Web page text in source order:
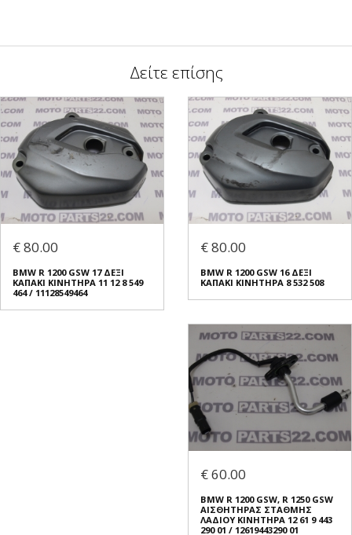
Δείτε επίσης
€ 80.00
BMW R 1200 GSW 17 ΔΕΞΙ
ΚΑΠΑΚΙ ΚΙΝΗΤΗΡΑ 11 12 8 549
464 / 11128549464
€ 80.00
BMW R 1200 GSW 16 ΔΕΞΙ
ΚΑΠΑΚΙ ΚΙΝΗΤΗΡΑ 8 532 508
€ 60.00
BMW R 1200 GSW, R 1250 GSW
ΑΙΣΘΗΤΗΡΑΣ ΣΤΑΘΜΗΣ
ΛΑΔΙΟΥ ΚΙΝΗΤΗΡΑ 12 61 9 443
290 01 / 12619443290 01